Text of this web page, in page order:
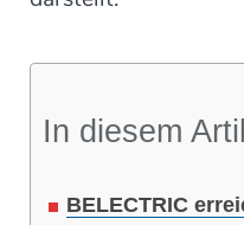
In diesem
BELECTRIC